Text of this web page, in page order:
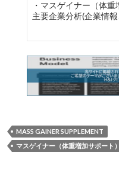
・マスゲイナー（体
主要企業分析(企業情
MASS GAINER SUPPLEMENT
マスゲイナー（体重増加サポート